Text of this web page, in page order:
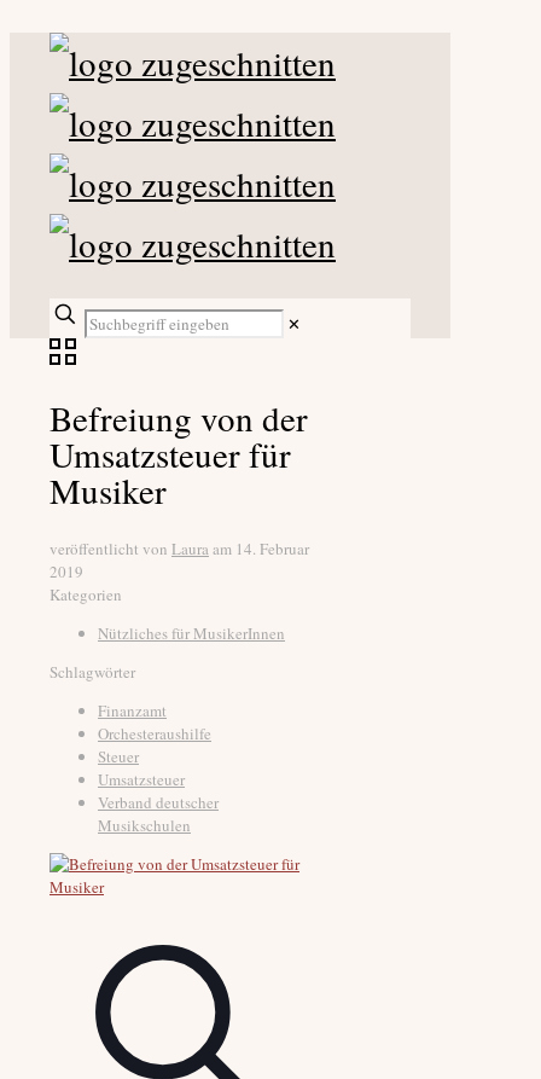
✕
Befreiung von der
Umsatzsteuer für
Musiker
veröffentlicht von Lauraam 14. Februar
2019
Kategorien
Nützliches für MusikerInnen
Schlagwörter
Finanzamt
Orchesteraushilfe
Steuer
Umsatzsteuer
Verband deutscher
Musikschulen